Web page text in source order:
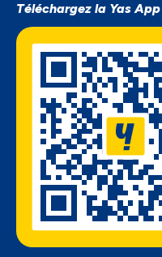
Téléchargez la Yas App